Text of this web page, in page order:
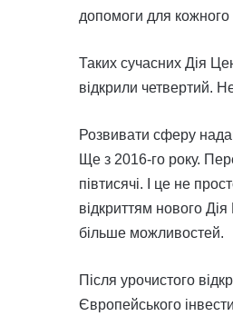
допомоги для
Таких сучасних Дія
відкрили четвертий.
Розвивати сферу
Ще з 2016-го року.
півтисячі. І це не
відкриттям нового
більше можливостей.
Після урочистого
Європейського